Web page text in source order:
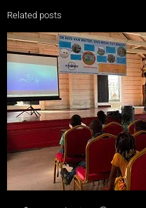
Related posts